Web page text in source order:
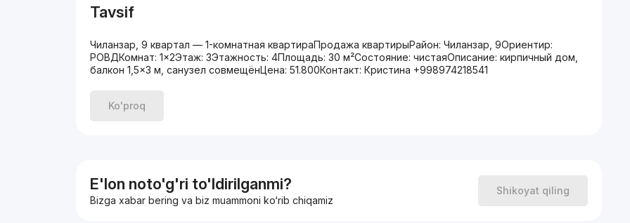
Tavsif
Чиланзар, 9 квартал — 1-комнатная квартираПродажа квартирыРайон: Чиланзар, 9Ориентир:
РОВДКомнат: 1×2Этаж: 3Этажность: 4Площадь: 30 м²Состояние: чистаяОписание: кирпичный дом,
балкон 1,5×3 м, санузел совмещёнЦена: 51.800Контакт: Кристина +998974218541
Ko'proq
E'lon noto'g'ri to'ldirilganmi?
Bizga xabar bering va biz muammoni ko‘rib chiqamiz
Shikoyat qiling